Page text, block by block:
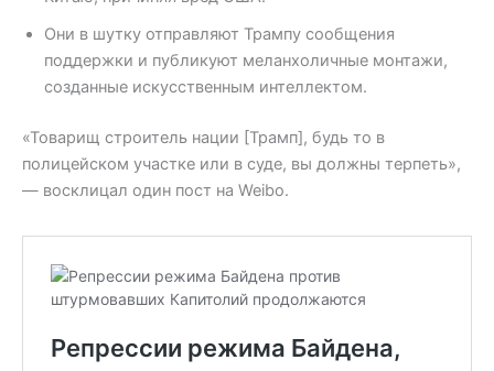
Они в шутку отправляют Трампу сообщения
поддержки и публикуют меланхоличные монтажи,
созданные искусственным интеллектом.
«Товарищ строитель нации [Трамп], будь то в
полицейском участке или в суде, вы должны терпеть»,
— восклицал один пост на Weibo.